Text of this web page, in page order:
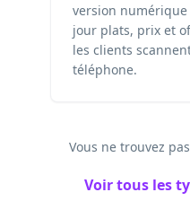
version
jour plats, prix et
les clients
téléphone.
Vous ne trouvez
Voir tous les